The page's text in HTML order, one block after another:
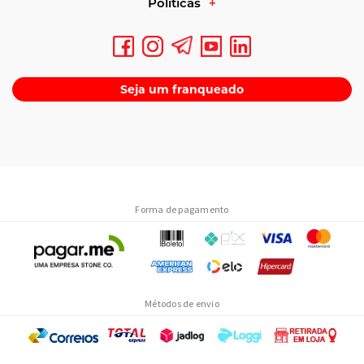
Para escolher bem, você precisa olhar além do preço promocional.
O que checar no rótulo
Confira a lista de ingredientes, a tabela nutricional completa, o
número de registro no órgão sanitário competente e o prazo de
Procedência e originalidade
Seja um franqueado
Forma de pagamento
Métodos de envio